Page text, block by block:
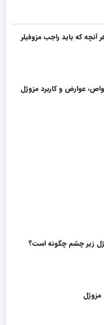
که باید راجب مزوفیلر
و کاربرد مزوژل
زیر چشم چگونه است؟
مزوژل